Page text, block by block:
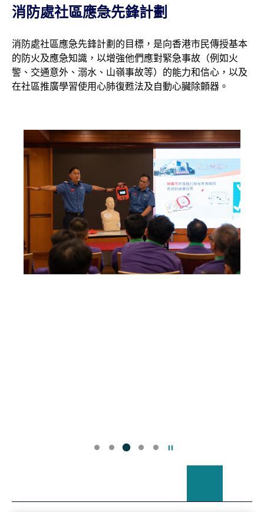
消防處社區應急先鋒計劃
消防處社區應急先鋒計劃的目標，是向香港市民傳授基本
的防火及應急知識，以增強他們應對緊急事故（例如火
警、交通意外、溺水、山嶺事故等）的能力和信心，以及
在社區推廣學習使用心肺復甦法及自動心臟除顫器。